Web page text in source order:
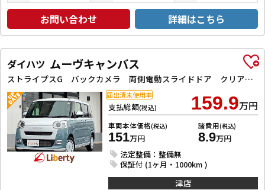
お問い合わせ 詳細はこちら
ダイハツ ムーヴキャンバス
ストライプスG バックカメラ 両側電動スライドドア クリアランスソナー 衝突被害軽減システム オートライト LEDヘッドランプ スマートキー アイドリングストップ 電動格納ミラー シートヒーター ベンチシート CVT
支払総額(税込) 159.9万円
車両本体価格(税込)
151万円
諸費用(税込)
8.9万円
法定整備：整備無
保証付 (1ヶ月・1000km )
届出済未使用車
津店